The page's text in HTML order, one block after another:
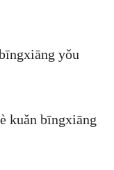
yǒu
kuǎn bīngxiāng